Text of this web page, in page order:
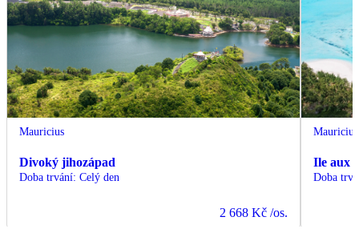
Mauricius
Divoký jihozápad
Doba trvání: Celý den
2 668 Kč /os.
Mauricius
Ile aux
Doba